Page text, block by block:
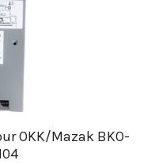
OKK/Mazak BKO-